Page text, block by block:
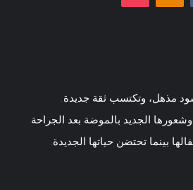
مذهل، وتكتسب ثقة جديدة.
بينما تحتضن حياتها الجديدة.